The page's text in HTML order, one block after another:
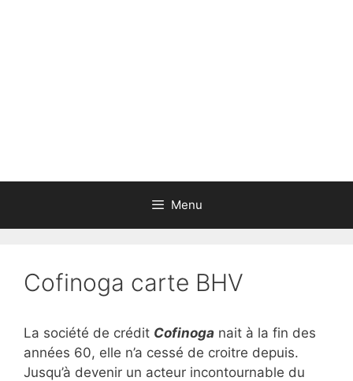
Menu
Cofinoga carte BHV
La société de crédit Cofinoga nait à la fin des
années 60, elle n’a cessé de croitre depuis.
Jusqu’à devenir un acteur incontournable du